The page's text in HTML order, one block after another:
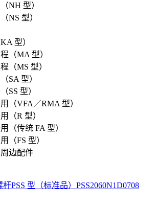
NH 型）
NS 型）
型）
（MA 型）
（MS 型）
SA 型）
SS 型）
（VFA／RMA 型）
（R 型）
（传统 FA 型）
（FS 型）
边配件
杆PSS 型（标准品） PSS2060N1D0708